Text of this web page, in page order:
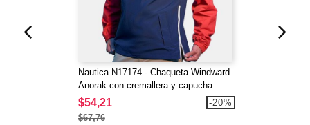
Nautica N17174 - Chaqueta Windward
Anorak con cremallera y capucha
$54,21
$67,76
-20%